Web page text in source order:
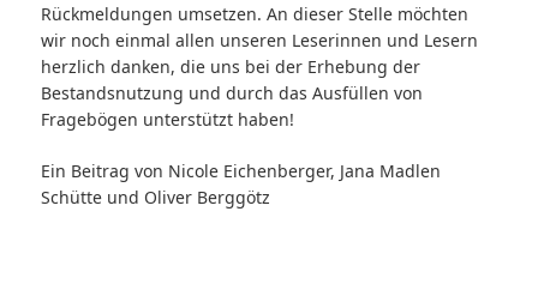
Rückmeldungen umsetzen. An dieser Stelle möchten
wir noch einmal allen unseren Leserinnen und Lesern
herzlich danken, die uns bei der Erhebung der
Bestandsnutzung und durch das Ausfüllen von
Fragebögen unterstützt haben!
Ein Beitrag von Nicole Eichenberger, Jana Madlen
Schütte und Oliver Berggötz